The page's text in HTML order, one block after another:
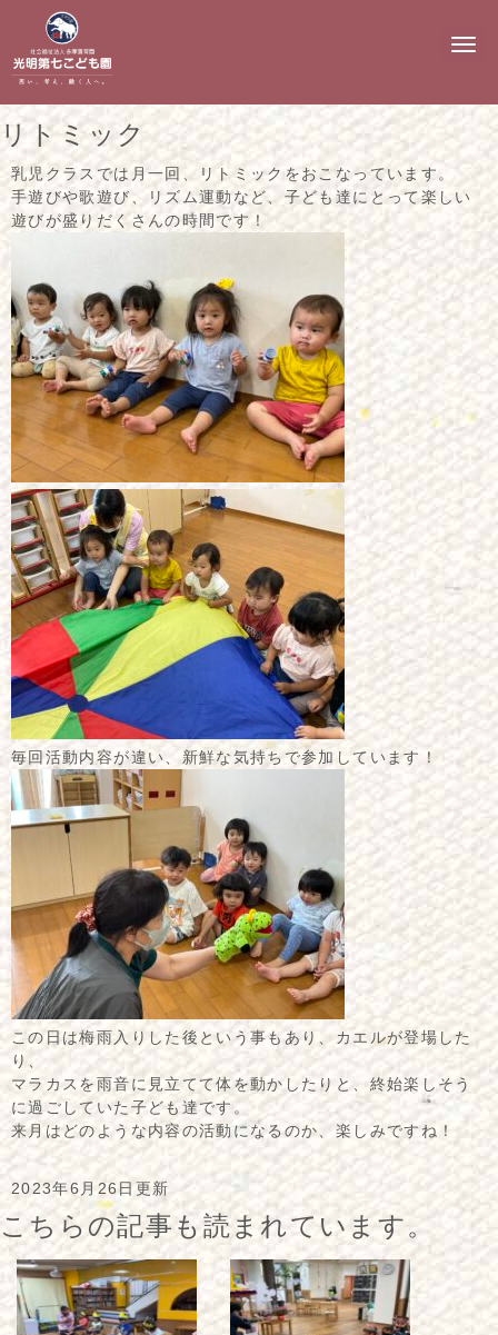
N
g
a
n
リトミック
乳児クラスでは月一回、リトミックをおこなっています。
手遊びや歌遊び、リズム運動など、子ども達にとって楽しい
遊びが盛りだくさんの時間です！
毎回活動内容が違い、新鮮な気持ちで参加しています！
この日は梅雨入りした後という事もあり、カエルが登場した
り、
マラカスを雨音に見立てて体を動かしたりと、終始楽しそう
に過ごしていた子ども達です。
来月はどのような内容の活動になるのか、楽しみですね！
2023年6月26日更新
こちらの記事も読まれています。